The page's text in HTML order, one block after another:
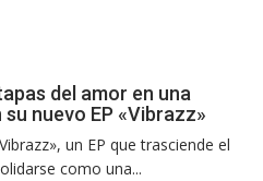
del amor en una
nuevo EP «Vibrazz»
un EP que trasciende el
como una...